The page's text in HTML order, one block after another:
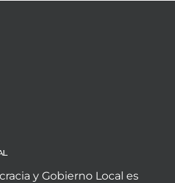
y Gobierno Local es